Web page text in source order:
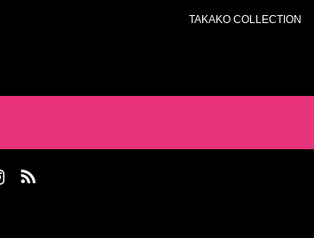
TAKAKO COLLECTION